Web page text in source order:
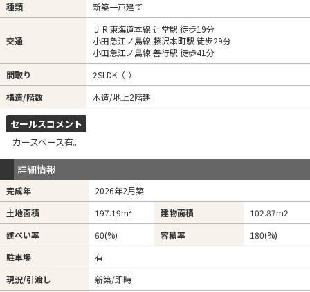
種類 新築一戸建て
交通
ＪＲ東海道本線 辻堂駅 徒歩19分
小田急江ノ島線 藤沢本町駅 徒歩29分
小田急江ノ島線 善行駅 徒歩41分
間取り
2SLDK（-）
構造/階数
木造/地上2階建
セールスコメント
カースペース有。
詳細情報
完成年
2026年2月築
土地面積
197.19m² 建物面積 102.87m2
建ぺい率
60(%) 容積率
180(%)
駐車場
有
現況/引渡し
新築/即時